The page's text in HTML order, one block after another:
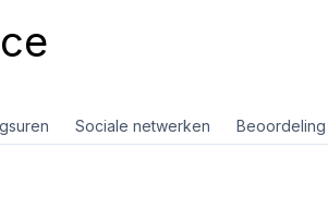
Sociale netwerken Beoordeling